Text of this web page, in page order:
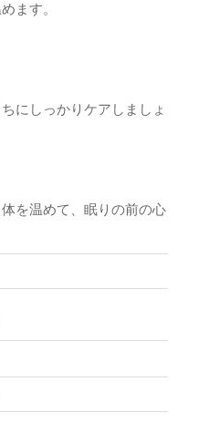
ます。
にしっかりケアしましょ
を温めて、眠りの前の心